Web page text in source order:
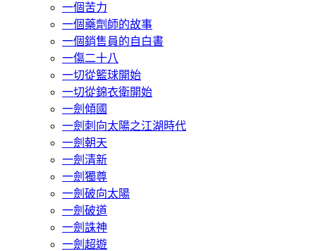
一個苦力
一個藥劑師的故事
一個銷售員的自白書
一傷二十八
一切從籃球開始
一切從錦衣衛開始
一劍傾國
一劍刺向太陽之江湖時代
一劍朝天
一劍清新
一劍獨尊
一劍破向太陽
一劍破道
一劍誅神
一劍超遊